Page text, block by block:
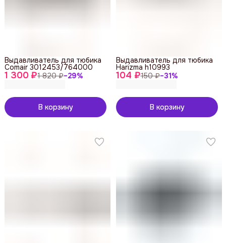
1 300 ₽1 820 ₽−29%
Выдавливатель для тюбика
Comair 3012453/764000
В корзину
104 ₽150 ₽−31%
Выдавливатель для тюбика
Harizma h10993
В корзину